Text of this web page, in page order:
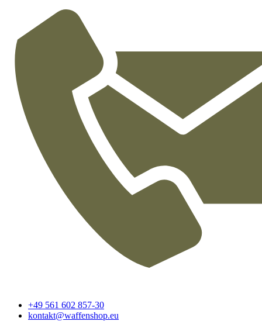
+49 561 602 857-30
kontakt@waffenshop.eu